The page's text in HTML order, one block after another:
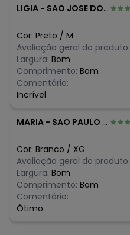
LIGIA - SAO JOSE DOS PINHAIS - PR
Cor: Preto / M
Avaliação geral do produto:
Largura: Bom
Comprimento: Bom
Comentário:
Incrível
MARIA - SAO PAULO - SP
Cor: Branco / XG
Avaliação geral do produto:
Largura: Bom
Comprimento: Bom
Comentário:
Ótimo